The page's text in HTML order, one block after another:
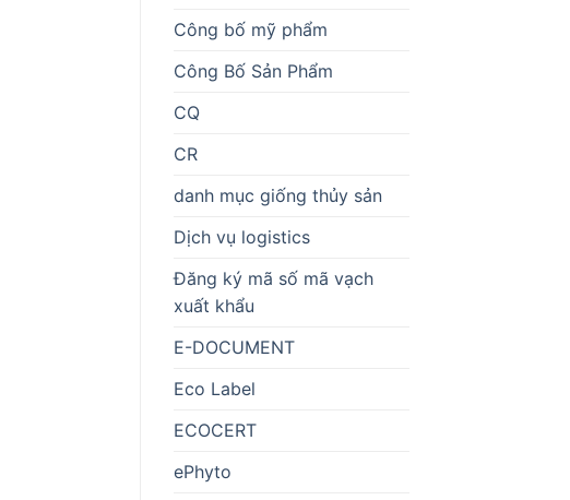
Công bố mỹ phẩm
Công Bố Sản Phẩm
CQ
CR
danh mục giống thủy sản
Dịch vụ logistics
Đăng ký mã số mã vạch
xuất khẩu
E-DOCUMENT
Eco Label
ECOCERT
ePhyto